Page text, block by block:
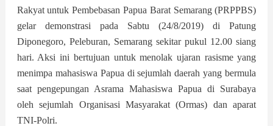
Rakyat untuk Pembebasan Papua Barat Semarang (PRPPBS)
gelar demonstrasi pada Sabtu (24/8/2019) di Patung
Diponegoro, Peleburan, Semarang sekitar pukul 12.00 siang
hari. Aksi ini bertujuan untukmenolak ujaran rasisme yang
menimpa mahasiswa Papua di sejumlah daerah yang bermula
saat pengepungan Asrama Mahasiswa Papua di Surabaya
oleh sejumlah Organisasi Masyarakat (Ormas) dan aparat
TNI-Polri.